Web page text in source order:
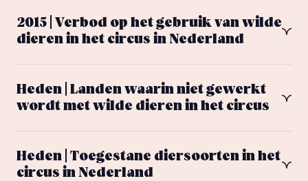
2015 | Verbod op het gebruik van wilde
dieren in het circus in Nederland
Heden | Landen waarin niet gewerkt
wordt met wilde dieren in het circus
Heden | Toegestane diersoorten in het
circus in Nederland